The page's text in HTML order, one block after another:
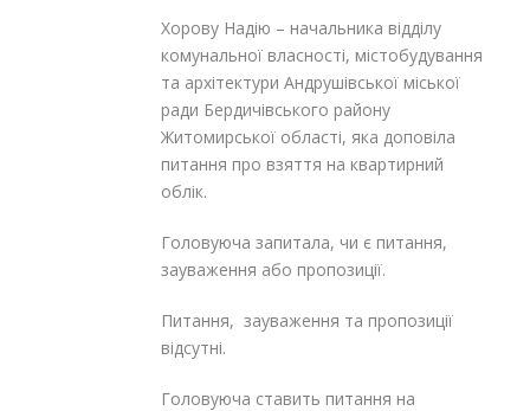
Хорову Надію – начальника відділу
комунальної власності, містобудування
та архітектури Андрушівської міської
ради Бердичівського району
Житомирської області, яка доповіла
питання про взяття на квартирний
облік.
Головуюча запитала, чи є питання,
зауваження або пропозиції.
Питання, зауваження та пропозиції
відсутні.
Головуюча ставить питання на